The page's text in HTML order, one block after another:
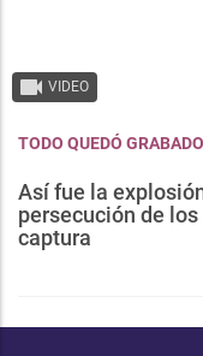
VIDEO
TODO QUEDÓ GRABADO
Así fue la
persecución de
captura